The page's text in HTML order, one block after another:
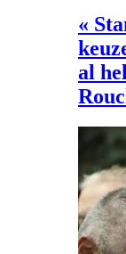
«
al